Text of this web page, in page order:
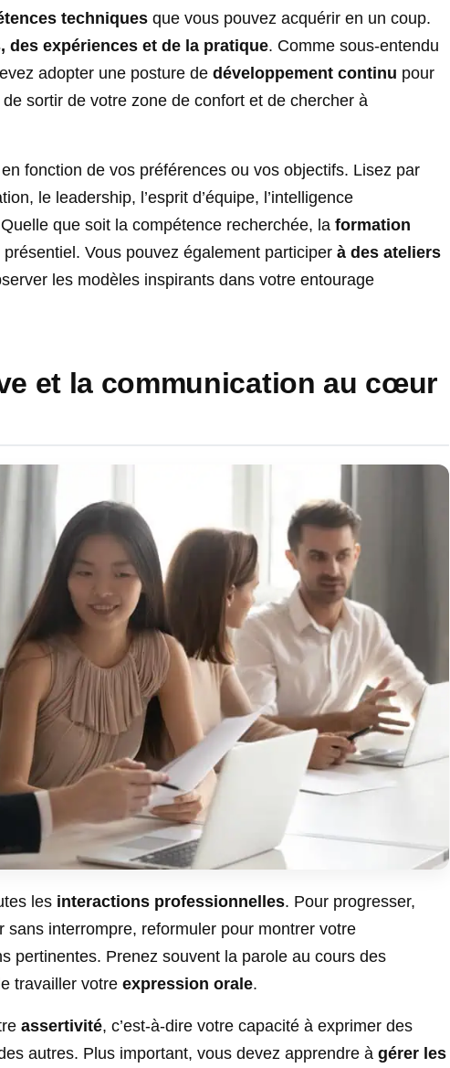
techniques que vous pouvez acquérir en un coup.
des expériences et de la pratique. Comme sous-entendu
adopter une posture de développement continu pour
sortir de votre zone de confort et de chercher à
fonction de vos préférences ou vos objectifs. Lisez par
le leadership, l’esprit d’équipe, l’intelligence
que soit la compétence recherchée, la formation
Vous pouvez également participer à des ateliers
les modèles inspirants dans votre entourage
et la communication au cœur
les interactions professionnelles. Pour progresser,
interrompre, reformuler pour montrer votre
pertinentes. Prenez souvent la parole au cours des
travailler votre expression orale.
assertivité, c’est-à-dire votre capacité à exprimer des
autres. Plus important, vous devez apprendre à gérer les